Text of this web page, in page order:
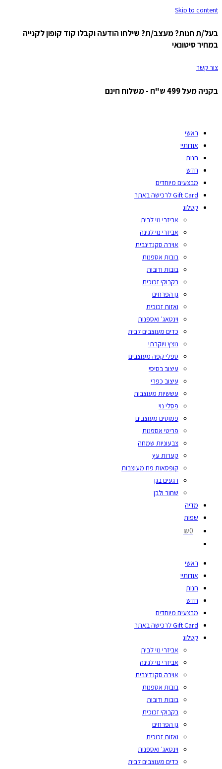
Skip to content
בעל/ת חנות? מעצב/ת? שילחו הודעה וקבלו קוד קופון לקנייה
במחיר סיטונאי
צור קשר
בקניה מעל 499 ש"ח - משלוח חינם
ראשי
אודותיי
חנות
חדש
מבצעים מיוחדים
Gift Card לרכישה באתר
קטלוג
אביזרי נוי לבית
אביזרי נוי לגינה
אוירה סקנדינבית
בובות אספנות
בובות ודובות
בקבוקי זכוכית
גן הפרחים
ואזות זכוכית
וינטאג' ואספנות
כדים מעוצבים לבית
נוצץ ויוקרתי
ספלי קפה מעוצבים
עיצוב בסיסי
עיצוב כפרי
עששיות מעוצבות
פסלי נוי
פמוטים מעוצבים
פריטי אספנות
צבעוניות שמחה
קערות עץ
קופסאות פח מעוצבות
רגעים בגן
שחור ולבן
מדיה
שפות
₪0
ראשי
אודותיי
חנות
חדש
מבצעים מיוחדים
Gift Card לרכישה באתר
קטלוג
אביזרי נוי לבית
אביזרי נוי לגינה
אוירה סקנדינבית
בובות אספנות
בובות ודובות
בקבוקי זכוכית
גן הפרחים
ואזות זכוכית
וינטאג' ואספנות
כדים מעוצבים לבית